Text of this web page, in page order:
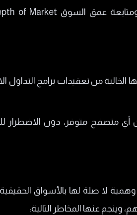
من تعقيدات برامج التداول
من أي متصفح متوفر، دون
وهمية لا صلة لها بالأسواق
عنها المخاطر التالية: